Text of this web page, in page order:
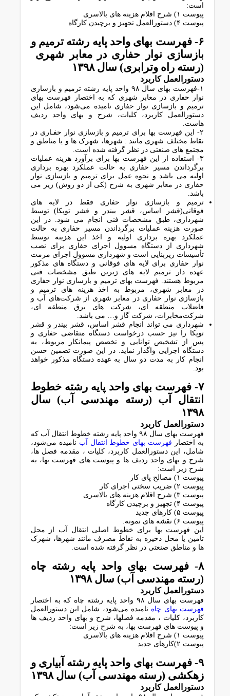
اﺳﺖ:
پیوست ۱) ﺷﺮح اﻗﻼم ﻫﺰﯾﻨﻪ ﻫﺎی ﺑﺎﻻﺳﺮی
پیوست ۴) دستورالعمل ﺗﺠﻬﯿﺰ و ﺑﺮﭼﯿﺪن ﮐﺎرﮔﺎه
۶- ﻓﻬﺮﺳﺖ ﺑﻬﺎی واﺣﺪ ﭘﺎﯾﻪ رﺷﺘﻪ ﺗﺮﻣﯿﻢ و
ﺑﺎزﺳﺎزی ﻧﻮار ﺣﻔﺎری در ﻣﻌﺎﺑﺮ ﺷﻬﺮی
(رﺳﺘﻪ راه وﺗﺮاﺑﺮی) سال ١٣٩٨
دﺳﺘﻮراﻟﻌﻤﻞ ﮐﺎرﺑﺮد
۱-فهرست بهای سال ۹۸ واﺣﺪ ﭘﺎﯾﻪ رﺷﺘﻪ ﺗﺮﻣﯿﻢ و ﺑﺎزﺳﺎزی
ﻧﻮار ﺣﻔﺎری در ﻣﻌﺎﺑﺮ ﺷﻬﺮی ﮐﻪ ﺑﻪ اﺧﺘﺼﺎر ﻓﻬﺮﺳﺖ ﺑﻬﺎی
ﺗﺮﻣﯿﻢ و ﺑﺎزﺳﺎزی ﻧﻮار ﺣﻔﺎری ﻧﺎﻣﯿﺪه ﻣﯽﺷﻮد، ﺷﺎﻣﻞ اﯾﻦ
دﺳﺘﻮراﻟﻌﻤﻞ ﮐﺎرﺑﺮد، ﮐﻠﯿات، شرح و بهای واحد ردیف
هاست.
۲- اﯾﻦ ﻓﻬﺮﺳﺖ ﺑﻬﺎ ﺑﺮای ﺗﺮﻣﯿﻢ و ﺑﺎزﺳﺎزی ﻧﻮار ﺣﻔـﺎری در
ﻧﻘﺎط ﻣﺨﺘﻠﻒ ﺷﻬﺮی ﻣﺎﻧﻨﺪ : ﺷﻬﺮﻫﺎ، ﺷﻬﺮک ﻫﺎ و ﯾﺎ ﻣﻨﺎﻃﻖ و
ﻣﺠﺘﻤﻊ ﻫﺎی ﺻﻨﻌﺘﯽ در ﻧﻈﺮ ﮔﺮﻓﺘﻪ ﺷﺪه اﺳﺖ.
۳- اﺳﺘﻔﺎده از اﯾﻦ ﻓﻬﺮﺳﺖ ﺑﻬﺎ ﺑﺮای ﺑﺮآورد ﻫﺰﯾﻨﻪ ﻋﻤﻠﯿﺎت
ﺑﺮﮔﺮداﻧﺪن ﻣﺴﯿﺮ ﺣﻔﺎری ﺑﻪ ﺣﺎﻟﺖ ﻋﻤﻠﮑﺮد ﺑﻬﺮه ﺑﺮداری
اوﻟﯿﻪ ﻣﯽ ﺑﺎﺷﺪ و ﻧﺤﻮه ﻋﻤﻞ ﺑﺮای ﺗﺮﻣﯿﻢ و ﺑﺎزﺳﺎزی ﻧﻮار
ﺣﻔﺎری در ﻣﻌﺎﺑﺮ ﺷﻬﺮی ﺑﻪ ﺷرح (ﮑﯽ از دو روش) زﯾﺮ ﻣﯽ
ﺑﺎﺷﺪ.
ﺗﺮﻣﯿﻢ و ﺑﺎزﺳﺎزی ﻧﻮار ﺣﻔﺎری ﻓﻘﻂ در ﻻﯾﻪ ﻫﺎی
ﻓﻮﻗﺎﻧﯽ(ﻗﺸﺮ اﺳﺎس، ﻗﺸﺮ ﺑﯿﻨﺪر و ﻗﺸﺮ ﺗﻮﭘﮑﺎ) ﺗﻮﺳﻂ
ﺷﻬﺮداری، ﻃﺒﻖ ﻣﺸﺨﺼﺎت ﻓﻨﯽ اﻧﺠﺎم ﻣﯽ ﺷﻮد. در اﯾﻦ
ﺻﻮرت ﻫﺰﯾﻨﻪ ﻋﻤﻠﯿﺎت ﺑﺮﮔﺮداﻧﺪن ﻣﺴﯿﺮ ﺣﻔﺎری ﺑﻪ ﺣﺎﻟﺖ
ﻋﻤﻠﮑﺮد ﺑﻬﺮه ﺑﺮداری اوﻟﯿﻪ و اﺧﺬ اﯾﻦ ﻫﺰﯾﻨﻪ ﺗﻮﺳﻂ
ﺷﻬﺮداری از دﺳﺘﮕﺎه ﻣﺴﻮول اﺟﺮای ﺣﻔﺎری ﺑﺮای ﻧﺼﺐ
ﺗﺄﺳﯿﺴﺎت زﯾﺮﺑﻨﺎﯾﯽ اﺳﺖ و ﺷﻬﺮداری ﻣﺴﻮول اﺟﺮای ﻣﺮﻣﺖ
ﻧﻮار ﺣﻔﺎری ﺑﺮای ﻻﯾﻪ ﻫﺎی ﻓﻮﻗﺎﻧﯽ و دﺳﺘﮕﺎه ﻫﺎی ﻣﺬﮐﻮر
ﻋﻬﺪه دار ﺗﺮﻣﯿﻢ ﻻﯾﻪ ﻫﺎی زﯾﺮﯾﻦ ﻃﺒﻖ ﻣﺸﺨﺼﺎت ﻓﻨﯽ
ﻣﺮﺑﻮط ﻫﺴﺘﻨﺪ. ﻓﻬﺮﺳﺖ ﺑﻬﺎی ﺗﺮﻣﯿﻢ و ﺑﺎزﺳﺎزی ﻧﻮار ﺣﻔﺎری
در ﻣﻌﺎﺑﺮ ﺷﻬﺮی، ﻣﺮﺑﻮط ﺑﻪ اﺧﺬ ﻫﺰﯾﻨﻪ ﻫﺎی ﺗﺮﻣﯿﻢ و
ﺑﺎزﺳﺎزی ﻧﻮار ﺣﻔﺎری در ﻣﻌﺎﺑﺮ ﺷﻬﺮی از ﺷﺮﮐﺖﻫﺎی آب و
ﻓﺎﺿﻼب ﻣﻨﻄﻘﻪ ای، ﺷﺮﮐﺖ ﻫﺎی ﺑﺮق ﻣﻨﻄﻘﻪ ای،
ﺷﺮﮐﺖمخابرات، شرکت گاز و… می باشد.
ﺷﻬﺮداری ﻣﯽ ﺗﻮاﻧﺪ اﻧﺠﺎم ﻗﺸﺮ اﺳﺎس، ﻗﺸﺮ ﺑﯿﻨﺪر و ﻗﺸﺮ
ﺗﻮﭘﮑﺎ را ﻧﯿﺰ ﺣﺴﺐ درﺧﻮاﺳﺖ دﺳﺘﮕﺎه ﻣﺘﻘﺎﺿﯽ ﺣﻔﺎری و
ﭘﺲ از ﺗﺸﺨﯿﺺ ﺗﻮاﻧﺎﯾﯽ و ﺗﺨﺼﺺ ﭘﯿﻤﺎﻧﮑﺎر ﻣﺮﺑﻮط، ﺑﻪ
دﺳﺘﮕﺎه اﺟﺮاﯾﯽ واﮔﺬار ﻧﻤﺎﯾﺪ. در اﯾﻦ ﺻﻮرت ﺗﻀﻤﯿﻦ ﺣﺴﻦ
اﻧﺠﺎم ﮐﺎر ﺑﻪ ﻣﺪت دو ﺳﺎل ﺑﻪ ﻋﻬﺪه دﺳﺘﮕﺎه ﻣﺬﮐﻮر ﺧﻮاﻫﺪ
ﺑﻮد.
۷- ﻓﻬﺮﺳﺖ ﺑﻬﺎی واﺣﺪ ﭘﺎﯾﻪ رﺷﺘﻪ ﺧﻄﻮط
اﻧﺘﻘﺎل آب (رﺳﺘﻪ ﻣﻬﻨﺪﺳﯽ آب) سال
١٣٩٨
دﺳﺘﻮراﻟﻌﻤﻞ ﮐﺎرﺑﺮد
فهرست بهای سال ۹۸ واﺣﺪ ﭘﺎﯾﻪ رﺷﺘﻪ ﺧﻄﻮط اﻧﺘﻘﺎل آب ﮐﻪ
ﺑﻪ اﺧﺘﺼﺎر ﻓﻬﺮﺳﺖ ﺑﻬﺎی ﺧﻄﻮط اﻧﺘﻘﺎل آب ﻧﺎﻣﯿﺪه ﻣﯽﺷﻮد،
ﺷﺎﻣﻞ، اﯾﻦ دﺳﺘﻮراﻟﻌﻤﻞ ﮐﺎرﺑﺮد، ﮐﻠﯿﺎت ، ﻣﻘﺪﻣﻪ ﻓﺼﻞ ﻫﺎ،
ﺷﺮح و ﺑﻬﺎی واﺣﺪ ردﯾﻒ ﻫﺎ و ﭘﯿﻮﺳﺖ ﻫﺎی ﻓﻬﺮﺳﺖ ﺑﻬﺎ، ﺑﻪ
ﺷﺮح زﯾﺮ اﺳﺖ:
پیوست ۱) ﻣﺼﺎﻟﺢ ﭘﺎی ﮐﺎر
پیوست ۲) ﺿﺮﯾﺐ سختی اجرای کار
پیوست ۳) ﺷﺮح اﻗﻼم ﻫﺰﯾﻨﻪ ﻫﺎی ﺑﺎﻻﺳﺮی
پیوست ۴) ﺗﺠﻬﯿﺰ و ﺑﺮﭼﯿﺪن ﮐﺎرﮔﺎه
پیوست ۵) ﮐﺎرﻫﺎی ﺟﺪﯾﺪ
پیوست ۶) ﻧﻘﺸﻪ ﻫﺎی ﻧﻤﻮﻧﻪ.
اﯾﻦ ﻓﻬﺮﺳﺖ ﺑﻬﺎ ﺑﺮای ﺧﻄﻮط اﺻﻠﯽ اﻧﺘﻘﺎل آب از ﻣﺤﻞ
ﺗﺎﻣﯿﻦ ﯾﺎ ﻣﺤﻞ ذﺧﯿﺮه ﺑﻪ ﻧﻘﺎط ﻣﺼﺮف ﻣﺎﻧﻨﺪ ﺷﻬﺮﻫﺎ، ﺷﻬﺮک
ﻫﺎ و ﻣﻨﺎﻃﻖ ﺻﻨﻌﺘﯽ در ﻧﻈﺮ ﮔﺮﻓﺘﻪ ﺷﺪه اﺳﺖ.
۸- ﻓﻬﺮﺳﺖ ﺑﻬﺎی واﺣﺪ ﭘﺎﯾﻪ رﺷﺘﻪ ﭼﺎه
(رﺳﺘﻪ ﻣﻬﻨﺪﺳﯽ آب) سال ١٣٩٨
دﺳﺘﻮراﻟﻌﻤﻞ ﮐﺎرﺑﺮد
فهرست بهای سال ۹۸ واﺣﺪ ﭘﺎﯾﻪ رﺷﺘﻪ ﭼﺎه ﮐﻪ ﺑﻪ اﺧﺘﺼﺎر
ﻓﻬﺮﺳﺖ ﺑﻬﺎی ﭼﺎه ﻧﺎﻣﯿﺪه ﻣﯽﺷﻮد، ﺷﺎﻣﻞ اﯾﻦ دﺳﺘﻮراﻟﻌﻤﻞ
ﮐﺎرﺑﺮد، ﮐﻠﯿﺎت ، ﻣﻘﺪﻣﻪ ﻓﺼﻠﻬﺎ، ﺷﺮح و ﺑﻬﺎی واﺣﺪ ردﯾﻒ ﻫﺎ
و ﭘﯿﻮﺳﺖ ﻫﺎی ﻓﻬﺮﺳﺖ ﺑﻬﺎ، ﺑﻪ ﺷﺮح زﯾﺮ اﺳﺖ:
پیوست ۱) ﺷﺮح اﻗﻼم ﻫﺰﯾﻨﻪ ﻫﺎی ﺑﺎﻻﺳﺮی
پیوست ۲)ﮐﺎرﻫﺎی ﺟﺪﯾﺪ
۹- ﻓﻬﺮﺳﺖ ﺑﻬﺎی واﺣﺪ ﭘﺎﯾﻪ رﺷﺘﻪ آﺑﯿﺎری و
زﻫﮑﺸﯽ (رﺳﺘﻪ ﻣﻬﻨﺪﺳﯽ آب) سال ١٣٩٨
دﺳﺘﻮراﻟﻌﻤﻞ ﮐﺎرﺑﺮد